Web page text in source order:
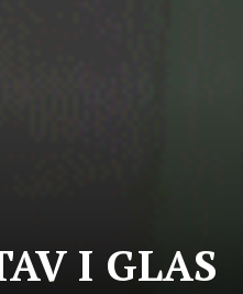
I GLAS